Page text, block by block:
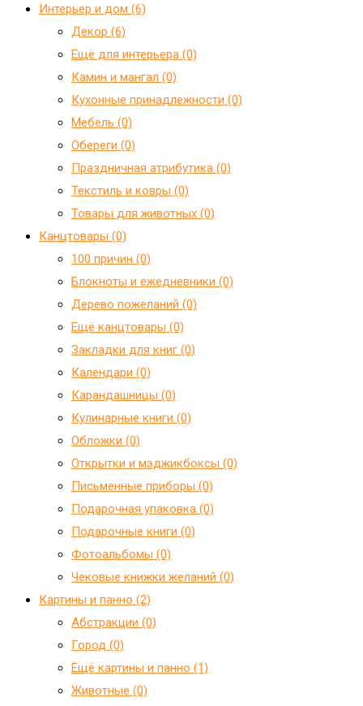
Интерьер и дом (6)
Декор (6)
Ещё для интерьера (0)
Камин и мангал (0)
Кухонные принадлежности (0)
Мебель (0)
Обереги (0)
Праздничная атрибутика (0)
Текстиль и ковры (0)
Товары для животных (0)
Канцтовары (0)
100 причин (0)
Блокноты и ежедневники (0)
Дерево пожеланий (0)
Ещё канцтовары (0)
Закладки для книг (0)
Календари (0)
Карандашницы (0)
Кулинарные книги (0)
Обложки (0)
Открытки и мэджикбоксы (0)
Письменные приборы (0)
Подарочная упаковка (0)
Подарочные книги (0)
Фотоальбомы (0)
Чековые книжки желаний (0)
Картины и панно (2)
Абстракции (0)
Город (0)
Ещё картины и панно (1)
Животные (0)